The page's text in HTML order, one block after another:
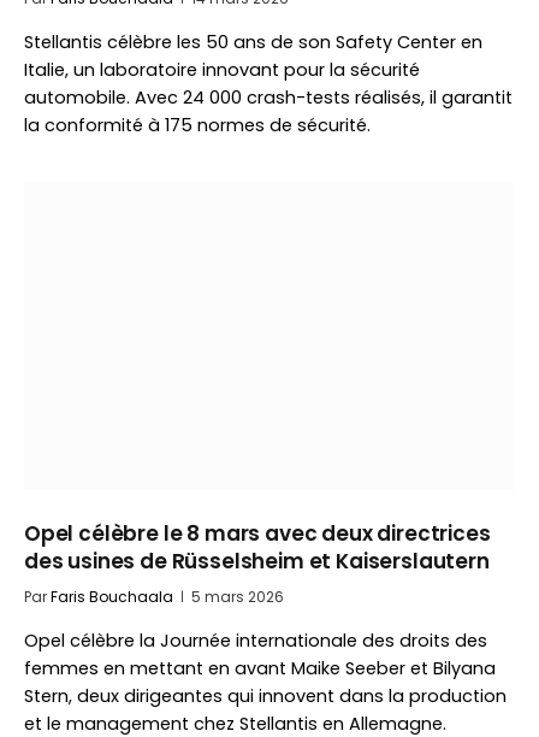
Stellantis célèbre les 50 ans de son Safety Center en
Italie, un laboratoire innovant pour la sécurité
automobile. Avec 24 000 crash-tests réalisés, il garantit
la conformité à 175 normes de sécurité.
Opel célèbre le 8 mars avec deux directrices
des usines de Rüsselsheim et Kaiserslautern
ParFaris Bouchaala 5 mars 2026
Opel célèbre la Journée internationale des droits des
femmes en mettant en avant Maike Seeber et Bilyana
Stern, deux dirigeantes qui innovent dans la production
et le management chez Stellantis en Allemagne.